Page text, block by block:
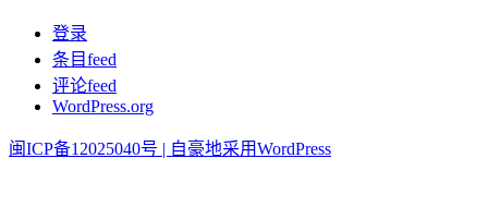
登录
条目feed
评论feed
WordPress.org
闽ICP备12025040号 | 自豪地采用WordPress